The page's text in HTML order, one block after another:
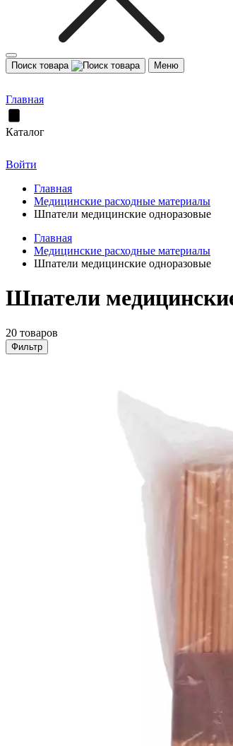
Поиск товара Меню
Главная
Каталог
Войти
Главная
Медицинские расходные материалы
Шпатели медицинские одноразовые
Главная
Медицинские расходные материалы
Шпатели медицинские одноразовые
Шпатели
20 товаров
Фильтр